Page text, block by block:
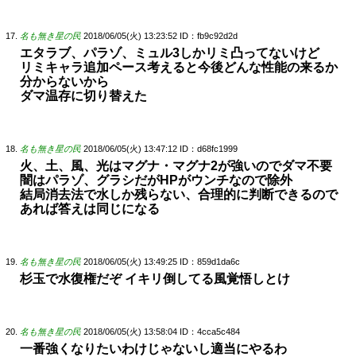
名も無き星の民 2018/06/05(火) 13:23:52 ID：fb9c92d2d
エタラブ、パラゾ、ミュル3しかリミ凸ってないけど
リミキャラ追加ペース考えると今後どんな性能の来るか
分からないから
ダマ温存に切り替えた
名も無き星の民 2018/06/05(火) 13:47:12 ID：d68fc1999
火、土、風、光はマグナ・マグナ2が強いのでダマ不要
闇はパラゾ、グラシだがHPがウンチなので除外
結局消去法で水しか残らない、合理的に判断できるので
あれば答えは同じになる
名も無き星の民 2018/06/05(火) 13:49:25 ID：859d1da6c
杉玉で水復権だぞ イキリ倒してる風覚悟しとけ
名も無き星の民 2018/06/05(火) 13:58:04 ID：4cca5c484
一番強くなりたいわけじゃないし適当にやるわ